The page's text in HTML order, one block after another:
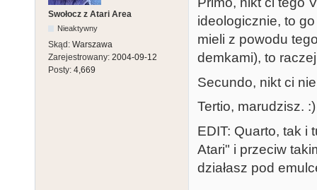
Swołocz z Atari Area
Nieaktywny
Skąd: Warszawa
Zarejestrowany: 2004-09-12
Posty: 4,669
ideologicznie, to
mieli z powodu
demkami), to
Secundo, nikt ci
Tertio, marudzisz. :)
EDIT: Quarto, tak i
Atari" i przeciw
działasz pod